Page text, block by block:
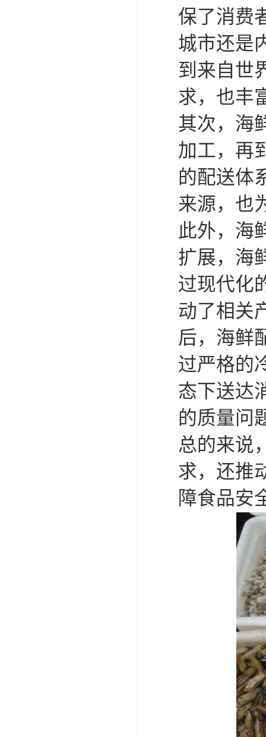
保了消费
城市还是
到来自世
求，也丰
其次，海
加工，再
的配送体
来源，也
此外，海
扩展，海
过现代化
动了相关
后，海鲜
过严格的
态下送达
的质量问
总的来说
求，还推
障食品安